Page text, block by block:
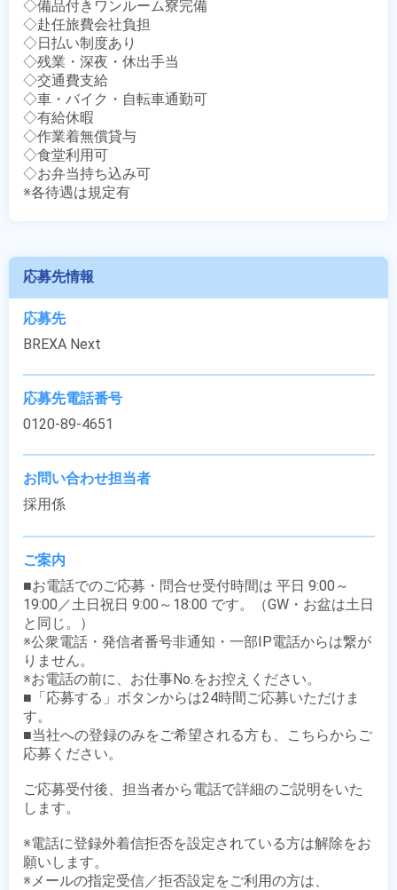
◇備品付きワンルーム寮完備
◇赴任旅費会社負担
◇日払い制度あり
◇残業・深夜・休出手当
◇交通費支給
◇車・バイク・自転車通勤可
◇有給休暇
◇作業着無償貸与
◇食堂利用可
◇お弁当持ち込み可
※各待遇は規定有
応募先情報
応募先
BREXA Next
応募先電話番号
0120-89-4651
お問い合わせ担当者
採用係
ご案内
■お電話でのご応募・問合せ受付時間は 平日 9:00～
19:00／土日祝日 9:00～18:00 です。（GW・お盆は土日
と同じ。）
※公衆電話・発信者番号非通知・一部IP電話からは繋が
りません。
※お電話の前に、お仕事No.をお控えください。
■「応募する」ボタンからは24時間ご応募いただけま
す。
■当社への登録のみをご希望される方も、こちらからご
応募ください。
ご応募受付後、担当者から電話で詳細のご説明をいた
します。
※電話に登録外着信拒否を設定されている方は解除をお
願いします。
※メールの指定受信／拒否設定をご利用の方は、